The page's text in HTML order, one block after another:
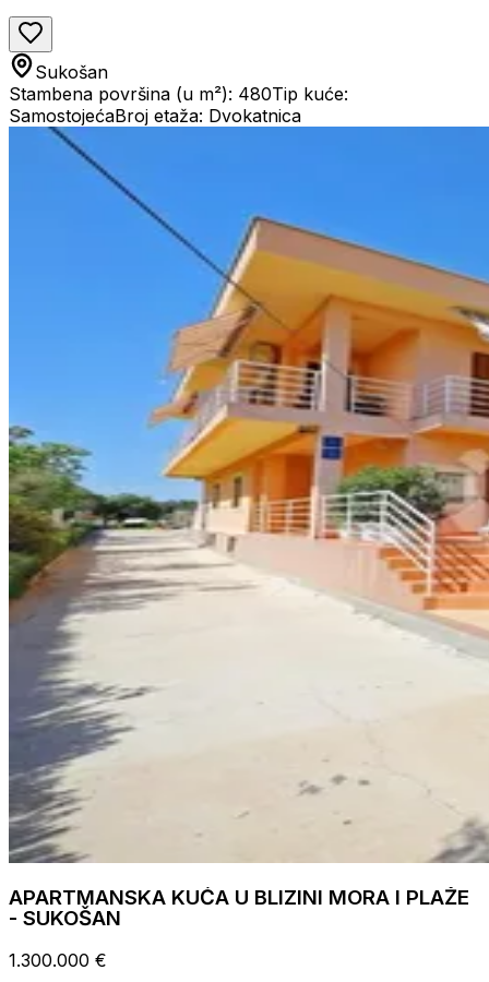
Sukošan
Stambena površina (u m²): 480Tip kuće:
SamostojećaBroj etaža: Dvokatnica
APARTMANSKA KUĆA U BLIZINI MORA I PLAŽE
- SUKOŠAN
1.300.000 €